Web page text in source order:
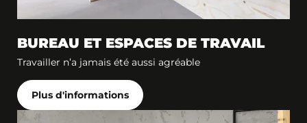
BUREAU ET ESPACES DE TRAVAIL
Travailler n’a jamais été aussi agréable
Plus d'informations